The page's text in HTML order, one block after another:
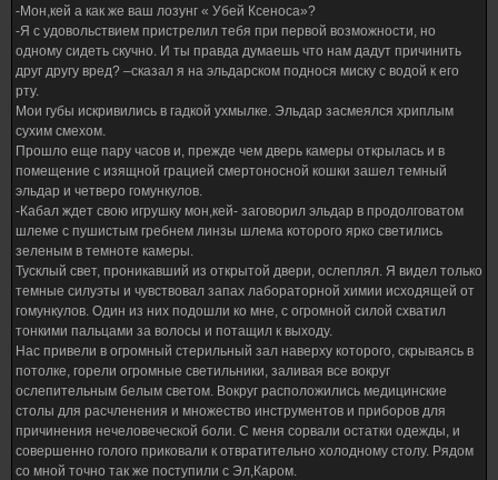
-Мон,кей а как же ваш лозунг « Убей Ксеноса»?
-Я с удовольствием пристрелил тебя при первой возможности, но
одному сидеть скучно. И ты правда думаешь что нам дадут причинить
друг другу вред? –сказал я на эльдарском поднося миску с водой к его
рту.
Мои губы искривились в гадкой ухмылке. Эльдар засмеялся хриплым
сухим смехом.
Прошло еще пару часов и, прежде чем дверь камеры открылась и в
помещение с изящной грацией смертоносной кошки зашел темный
эльдар и четверо гомункулов.
-Кабал ждет свою игрушку мон,кей- заговорил эльдар в продолговатом
шлеме с пушистым гребнем линзы шлема которого ярко светились
зеленым в темноте камеры.
Тусклый свет, проникавший из открытой двери, ослеплял. Я видел только
темные силуэты и чувствовал запах лабораторной химии исходящей от
гомункулов. Один из них подошли ко мне, с огромной силой схватил
тонкими пальцами за волосы и потащил к выходу.
Нас привели в огромный стерильный зал наверху которого, скрываясь в
потолке, горели огромные светильники, заливая все вокруг
ослепительным белым светом. Вокруг расположились медицинские
столы для расчленения и множество инструментов и приборов для
причинения нечеловеческой боли. С меня сорвали остатки одежды, и
совершенно голого приковали к отвратительно холодному столу. Рядом
со мной точно так же поступили с Эл,Каром.